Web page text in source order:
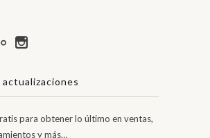
para obtener lo último en ventas,
y más…